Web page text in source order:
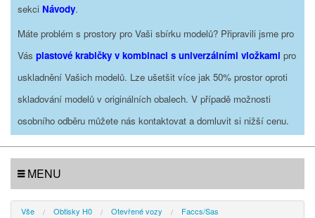
sekci Návody.
Máte problém s prostory pro Vaši sbírku modelů? Připravili jsme pro
Vás plastové krabičky v kombinaci s univerzálními vložkami pro
uskladnění Vašich modelů. Lze ušetšit více jak 50% prostor oproti
skladování modelů v originálních obalech. V případě možnosti
osobního odběru můžete nás kontaktovat a domluvit si nižší cenu.
MENU
Vše Obtisky H0 Otevřené vozy
Faccs/Sas